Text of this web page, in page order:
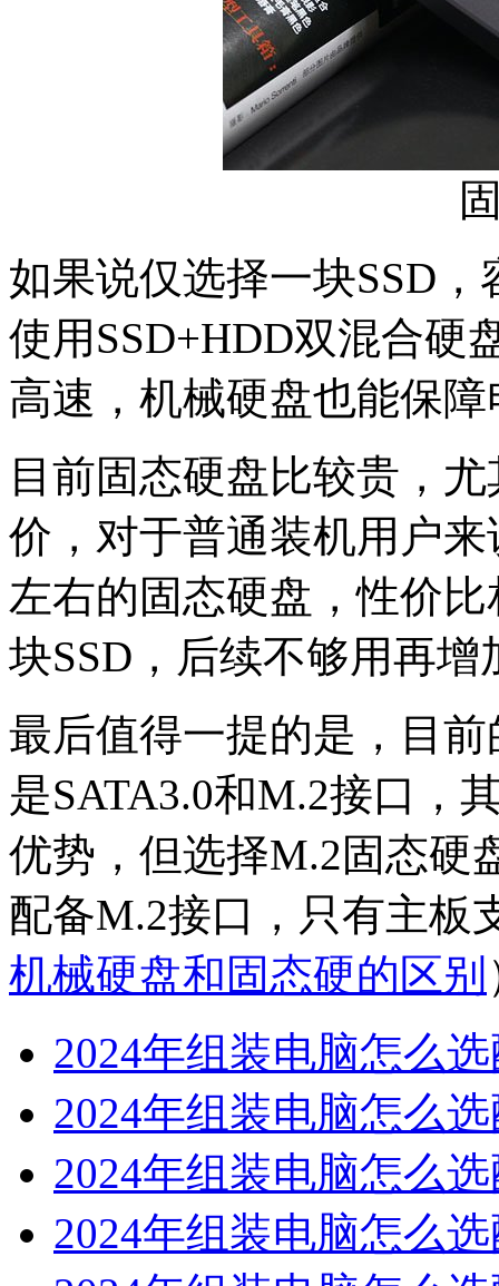
如果说仅选择一块SSD
使用SSD+HDD双混合硬
高速，机械硬盘也能保
目前固态硬盘比较贵，
价，对于普通装机用户
左右的固态硬盘，性价
块SSD，后续不够用再增
最后值得一提的是，目
是SATA3.0和M.2接口，
优势，但选择M.2固态硬
配备M.2接口，只有主板
机械硬盘和固态硬的区别
2024年组装电脑怎么
2024年组装电脑怎么
2024年组装电脑怎么
2024年组装电脑怎么